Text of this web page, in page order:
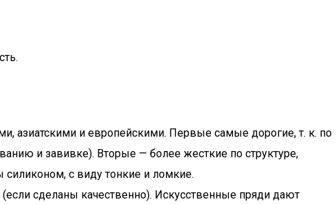
азиатскими и европейскими. Первые самые дорогие, т. к. по
и завивке). Вторые — более жесткие по структуре,
силиконом, с виду тонкие и ломкие.
сделаны качественно). Искусственные пряди дают